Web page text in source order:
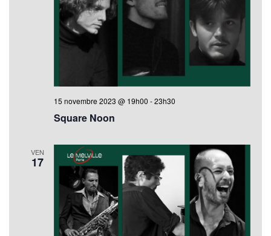
Square Noon
15 novembre 2023 @ 19h00 -23h30
VEN
17